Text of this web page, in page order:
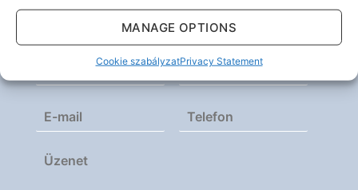
MANAGE OPTIONS
Cookie szabályzatPrivacy Statement